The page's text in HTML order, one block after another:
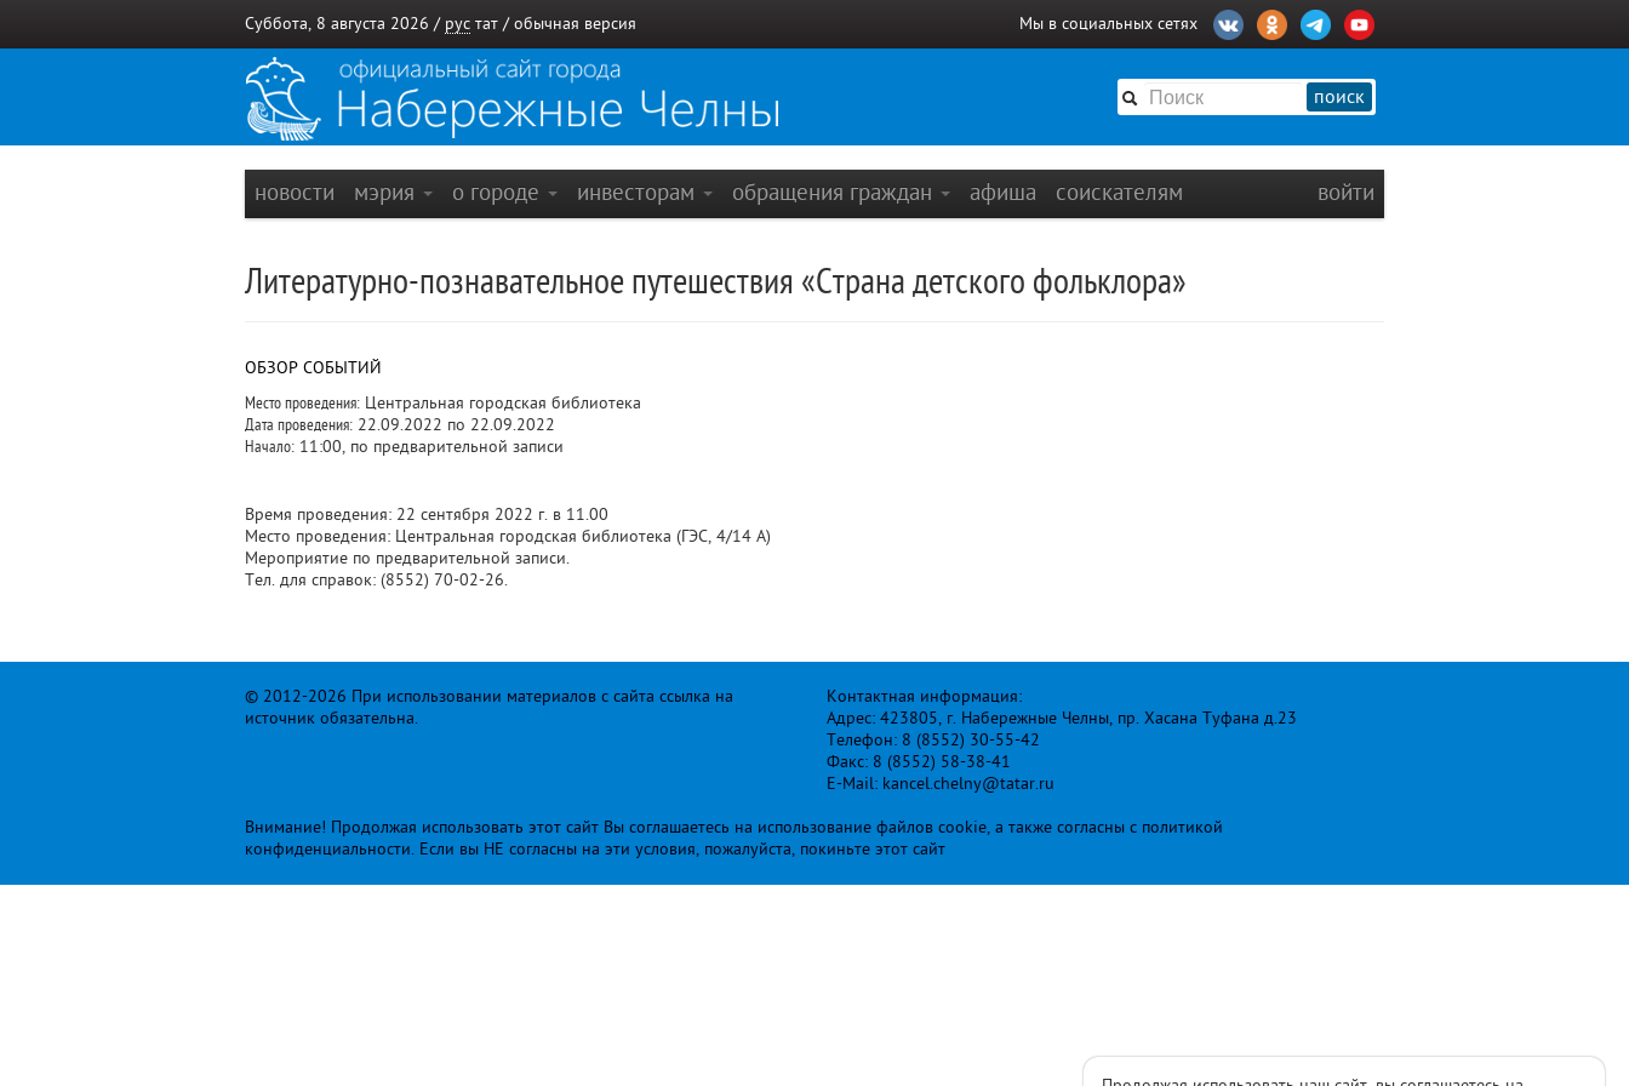
Суббота, 8 августа 2026 / рус тат / обычная версия Мы в социальных сетях
поиск
новости мэрия о городе инвесторам обращения граждан афиша соискателям войти
Литературно-познавательное путешествия «Страна детского фольклора»
ОБЗОР СОБЫТИЙ
Место проведения: Центральная городская библиотека
Дата проведения: 22.09.2022 по 22.09.2022
Начало: 11:00, по предварительной записи
Время проведения: 22 сентября 2022 г. в 11.00
Место проведения: Центральная городская библиотека (ГЭС, 4/14 А)
Мероприятие по предварительной записи.
Тел. для справок: (8552) 70-02-26.
© 2012-2026 При использовании материалов с сайта ссылка на
источник обязательна.
Контактная информация:
Адрес: 423805, г. Набережные Челны, пр. Хасана Туфана д.23
Телефон: 8 (8552) 30-55-42
Факс: 8 (8552) 58-38-41
E-Mail: kancel.chelny@tatar.ru
Внимание! Продолжая использовать этот сайт Вы соглашаетесь на использование файлов cookie, а также согласны с политикой
конфиденциальности. Если вы НЕ согласны на эти условия, пожалуйста, покиньте этот сайт